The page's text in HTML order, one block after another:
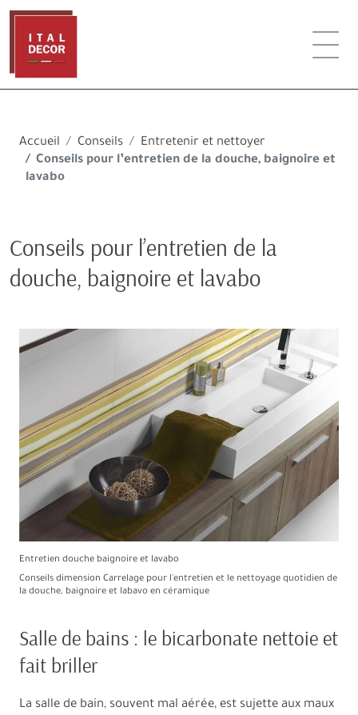
Accueil Conseils
Entretenir et nettoyer
Conseils pour l’entretien de la douche, baignoire et
lavabo
Conseils pour l’entretien de la
douche, baignoire et lavabo
Entretien douche baignoire et lavabo
Conseils dimension Carrelage pour l'entretien et le nettoyage quotidien de
la douche, baignoire et labavo en céramique
Salle de bains : le bicarbonate nettoie et
fait briller
La salle de bain, souvent mal aérée, est sujette aux maux